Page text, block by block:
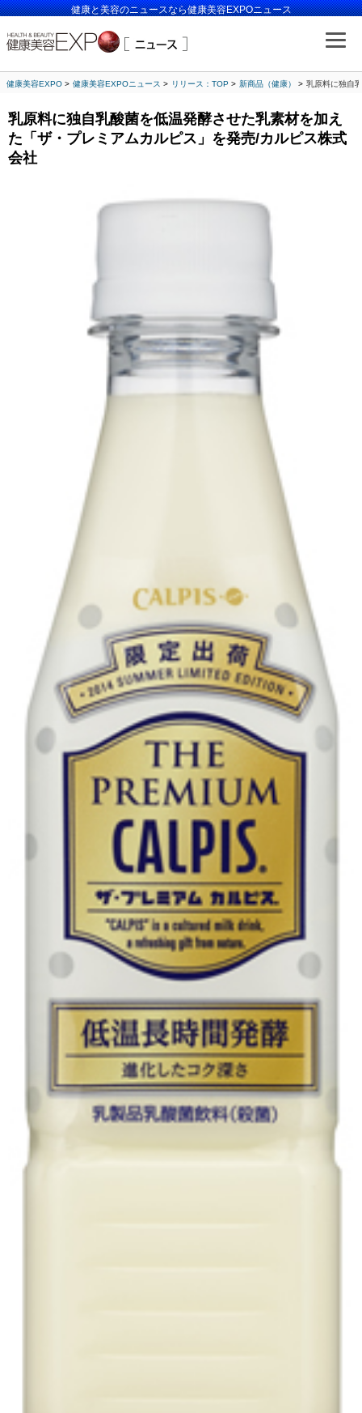
健康と美容のニュースなら健康美容EXPOニュース
健康美容EXPO 健康美容EXPOニュース リリース：TOP 新商品（健康） 乳原料に独自
乳原料に独自乳酸菌を低温発酵させた乳素材を加え
た「ザ・プレミアムカルピス」を発売/カルピス株式
会社